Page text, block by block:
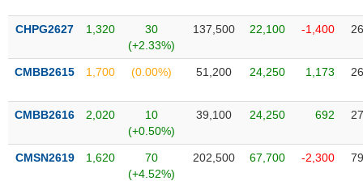
CHPG2627 1,320
30
(+2.33%)
137,500 22,100 -1,400
CMBB2615 1,700 (0.00%) 51,200 24,250 1,173
CMBB2616 2,020
10
(+0.50%)
39,100 24,250 692
CMSN2619 1,620
70
(+4.52%)
202,500 67,700 -2,300
(-)
Người nội bộ
tức
(-)